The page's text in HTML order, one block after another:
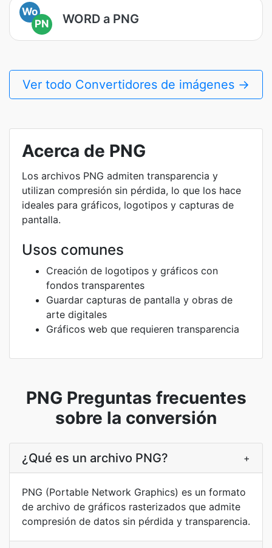
Wo
PN
WORD a PNG
Ver todo Convertidores de imágenes →
Acerca de PNG
Los archivos PNG admiten transparencia y
utilizan compresión sin pérdida, lo que los hace
ideales para gráficos, logotipos y capturas de
pantalla.
Usos comunes
Creación de logotipos y gráficos con
fondos transparentes
Guardar capturas de pantalla y obras de
arte digitales
Gráficos web que requieren transparencia
PNG Preguntas frecuentes
sobre la conversión
¿Qué es un archivo PNG? +
PNG (Portable Network Graphics) es un formato
de archivo de gráficos rasterizados que admite
compresión de datos sin pérdida y transparencia.